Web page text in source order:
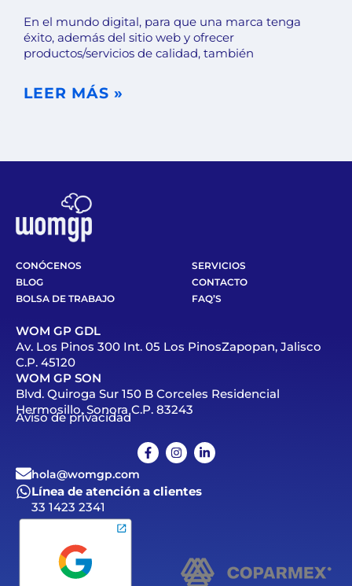
En el mundo digital, para que una marca tenga
éxito, además del sitio web y ofrecer
productos/servicios de calidad, también
LEER MÁS »
CONÓCENOS
SERVICIOS
BLOG
CONTACTO
BOLSA DE TRABAJO
FAQ’S
WOM GP GDL
Av. Los Pinos 300 Int. 05 Los PinosZapopan, Jalisco
C.P. 45120
WOM GP SON
Blvd. Quiroga Sur 150 B Corceles Residencial
Hermosillo, Sonora C.P. 83243
Aviso de privacidad
hola@womgp.com
Línea de atención a clientes
33 1423 2341